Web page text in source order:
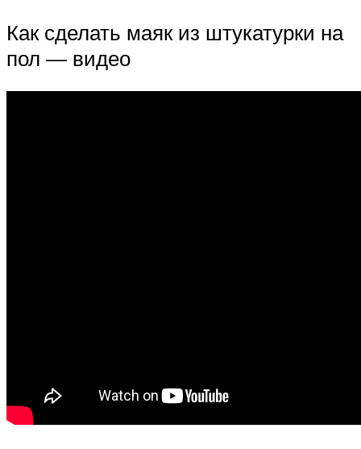
Как сделать маяк из штукатурки на
пол — видео